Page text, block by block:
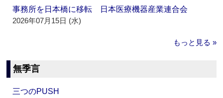
事務所を日本橋に移転 日本医療機器産業連合会
2026年07月15日 (水)
もっと見る »
無季言
三つのPUSH